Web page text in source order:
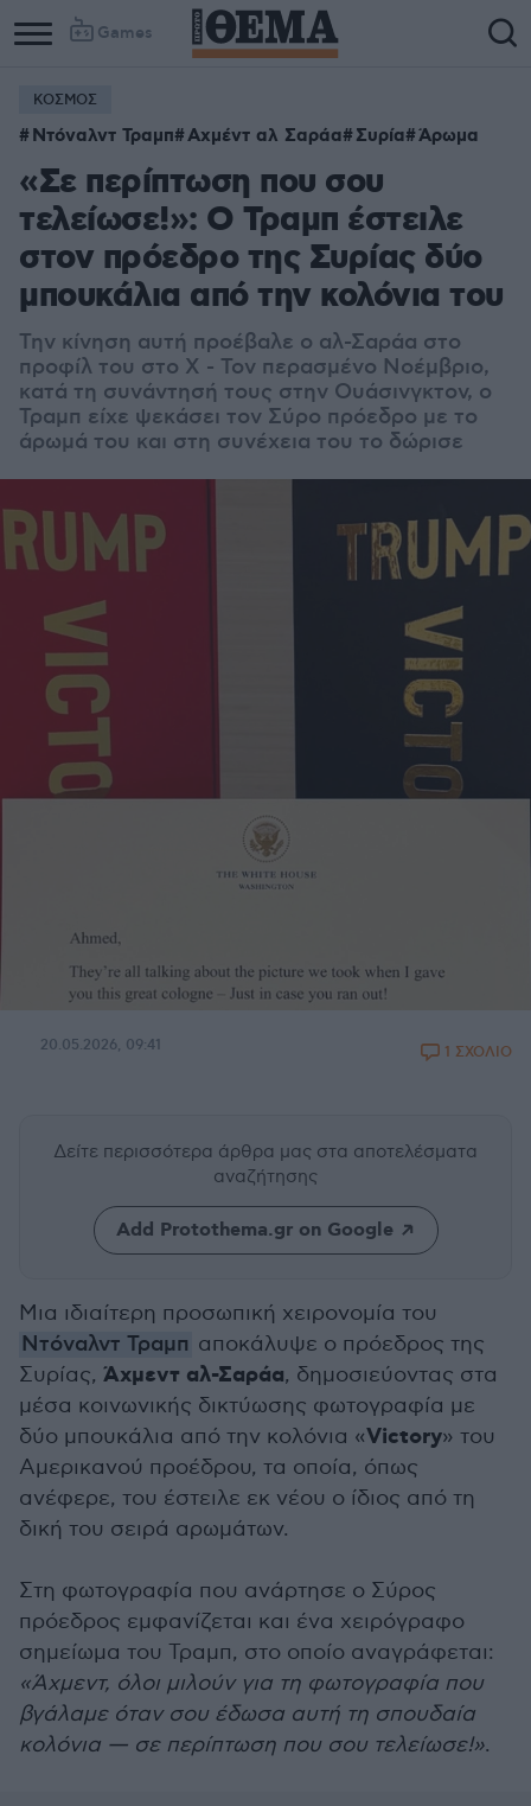
Games
ΚΟΣΜΟΣ
Ντόναλντ Τραμπ Αχμέντ αλ Σαράα Συρία Άρωμα
«Σε περίπτωση που σου
τελείωσε!»: Ο Τραμπ έστειλε
στον πρόεδρο της Συρίας δύο
μπουκάλια από την κολόνια του
Την κίνηση αυτή προέβαλε ο αλ-Σαράα στο
προφίλ του στο X - Τον περασμένο Νοέμβριο,
κατά τη συνάντησή τους στην Ουάσινγκτον, ο
Τραμπ είχε ψεκάσει τον Σύρο πρόεδρο με το
άρωμά του και στη συνέχεια του το δώρισε
20.05.2026, 09:41 1 ΣΧΟΛΙΟ
Δείτε περισσότερα άρθρα μας στα αποτελέσματα
αναζήτησης
Add Protothema.gr on Google
Μια ιδιαίτερη προσωπική χειρονομία του
Ντόναλντ Τραμπ αποκάλυψε ο πρόεδρος της
Συρίας, Άχμεντ αλ-Σαράα, δημοσιεύοντας στα
μέσα κοινωνικής δικτύωσης φωτογραφία με
δύο μπουκάλια από την κολόνια «Victory» του
Αμερικανού προέδρου, τα οποία, όπως
ανέφερε, του έστειλε εκ νέου ο ίδιος από τη
δική του σειρά αρωμάτων.
Στη φωτογραφία που ανάρτησε ο Σύρος
πρόεδρος εμφανίζεται και ένα χειρόγραφο
σημείωμα του Τραμπ, στο οποίο αναγράφεται:
«Άχμεντ, όλοι μιλούν για τη φωτογραφία που
βγάλαμε όταν σου έδωσα αυτή τη σπουδαία
κολόνια — σε περίπτωση που σου τελείωσε!».